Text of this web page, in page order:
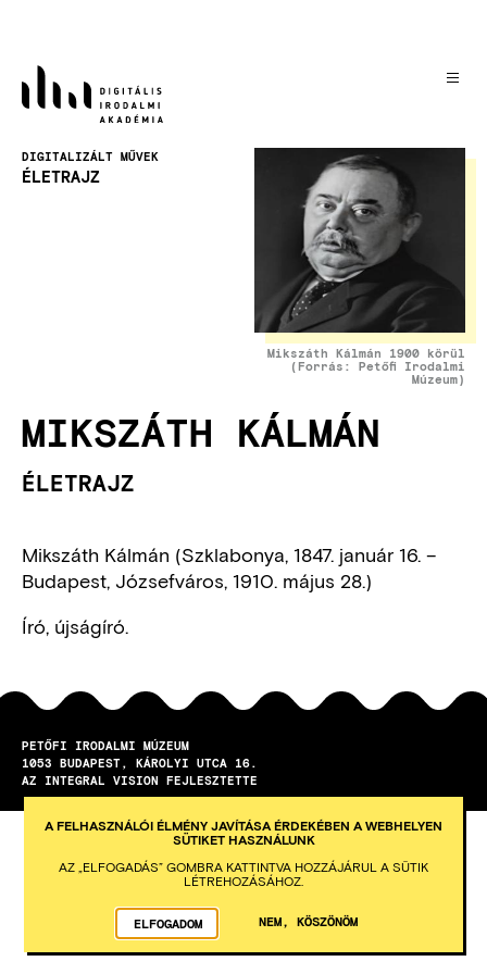
Mikszáth Kálmán 1900 körül
(Forrás: Petőfi Irodalmi
Múzeum)
DIGITALIZÁLT MŰVEK
ÉLETRAJZ
MIKSZÁTH KÁLMÁN
ÉLETRAJZ
Mikszáth Kálmán (Szklabonya, 1847. január 16. –
Budapest, Józsefváros, 1910. május 28.)
Író, újságíró.
PETŐFI IRODALMI MÚZEUM
1053
BUDAPEST
KÁROLYI UTCA 16.
AZ INTEGRAL VISION FEJLESZTETTE
A FELHASZNÁLÓI ÉLMÉNY JAVÍTÁSA ÉRDEKÉBEN A WEBHELYEN
SÜTIKET HASZNÁLUNK
AZ „ELFOGADÁS” GOMBRA KATTINTVA HOZZÁJÁRUL A SÜTIK
LÉTREHOZÁSÁHOZ.
ELFOGADOM NEM, KÖSZÖNÖM